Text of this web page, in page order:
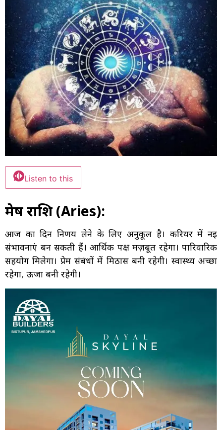
Listen to this
मेष राशि (Aries):
आज का दिन निर्णय लेने के लिए अनुकूल है। करियर में नई
संभावनाएं बन सकती हैं। आर्थिक पक्ष मज़बूत रहेगा। पारिवारिक
सहयोग मिलेगा। प्रेम संबंधों में मिठास बनी रहेगी। स्वास्थ्य अच्छा
रहेगा, ऊर्जा बनी रहेगी।